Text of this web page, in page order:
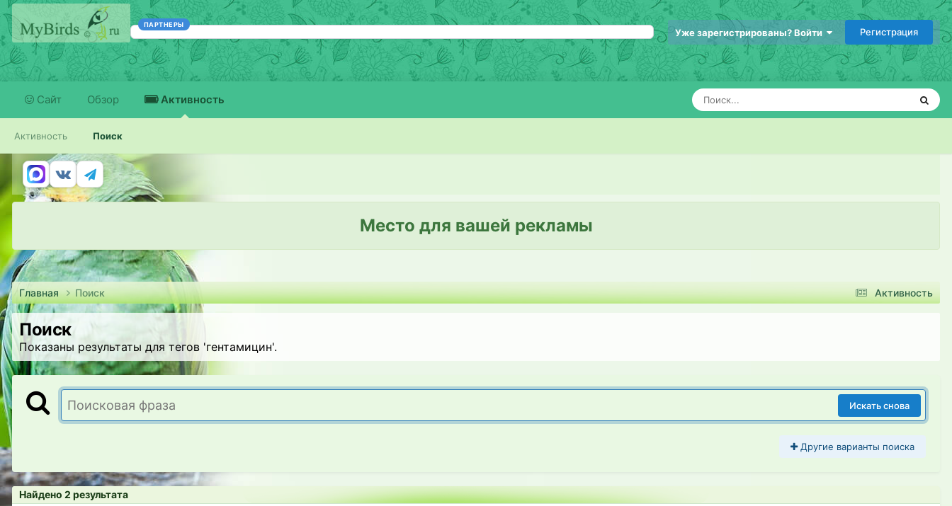
ПАРТНЕРЫ
Уже зарегистрированы? Войти Регистрация
Сайт Обзор Активность
Активность Поиск
Место для вашей рекламы
Активность
Главная Поиск
Поиск
Показаны результаты для тегов 'гентамицин'.
Искать снова
Другие варианты поиска
Найдено 2 результата